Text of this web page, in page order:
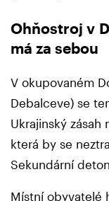
Ohňostroj v
má za sebou
V okupovaném
Debalceve) se
Ukrajinský zásah
která by se
Sekundární
Místní obyvatelé